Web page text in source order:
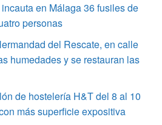
en Málaga 36 fusiles de
personas
del Rescate, en calle
humedades y se restauran las
de hostelería H&T del 8 al 10
más superficie expositiva